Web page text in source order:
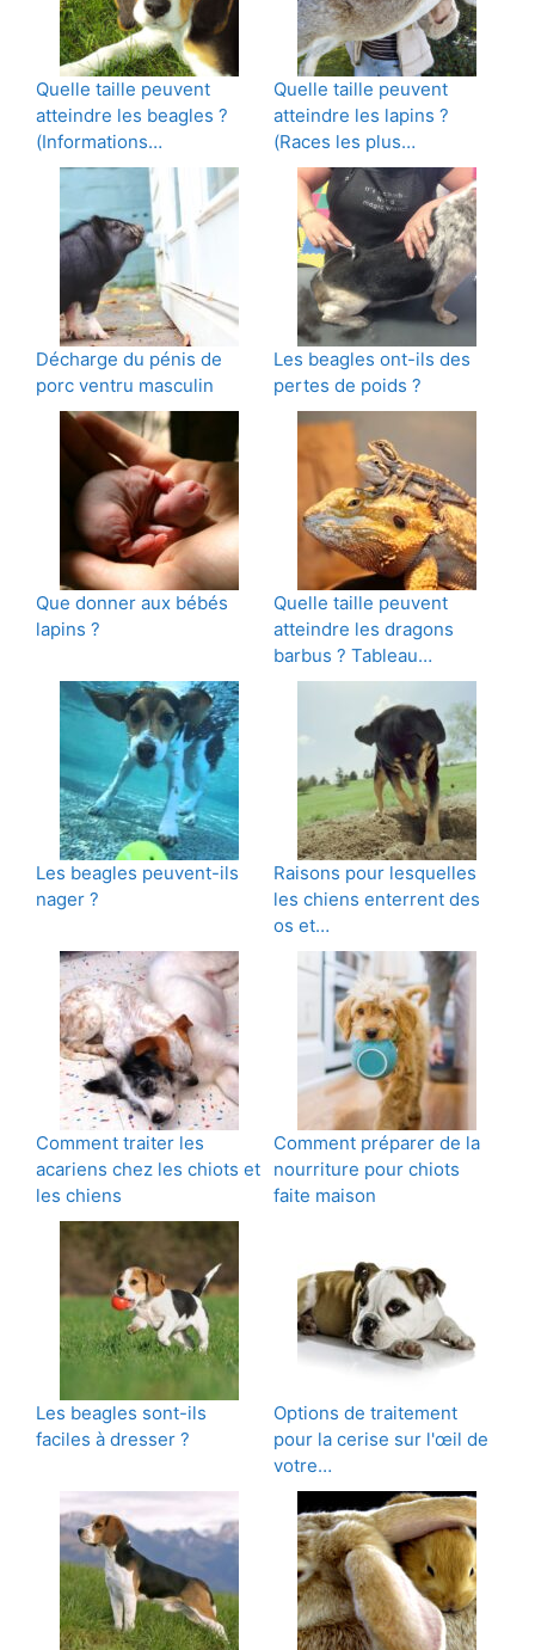
Quelle taille peuvent
atteindre les beagles ?
(Informations…
Quelle taille peuvent
atteindre les lapins ?
(Races les plus…
Décharge du pénis de
porc ventru masculin
Les beagles ont-ils des
pertes de poids ?
Que donner aux bébés
lapins ?
Quelle taille peuvent
atteindre les dragons
barbus ? Tableau…
Les beagles peuvent-ils
nager ?
Raisons pour lesquelles
les chiens enterrent des
os et…
Comment traiter les
acariens chez les chiots et
les chiens
Comment préparer de la
nourriture pour chiots
faite maison
Les beagles sont-ils
faciles à dresser ?
Options de traitement
pour la cerise sur l'œil de
votre…